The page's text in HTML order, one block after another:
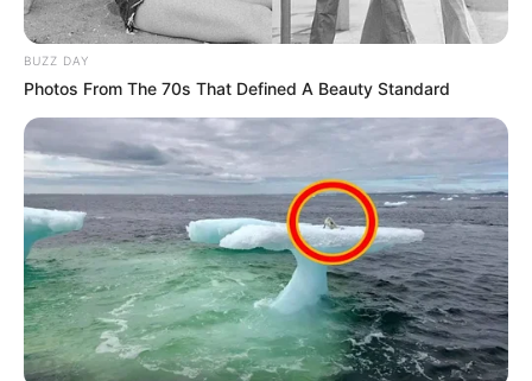
BUZZ DAY
Photos From The 70s That Defined A Beauty Standard